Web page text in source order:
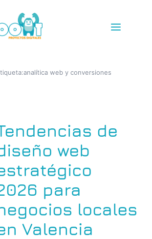
Toggle
IG + TikTok Shop
SEM+SEO
analítica web y conversiones
de
web
para
locales
Valencia